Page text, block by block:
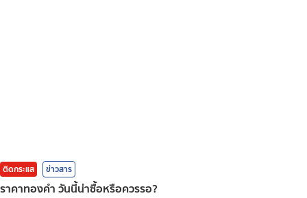
ติดกระแส ข่าวสาร
ราคาทองคํา วันนี้น่าซื้อหรือควรรอ?